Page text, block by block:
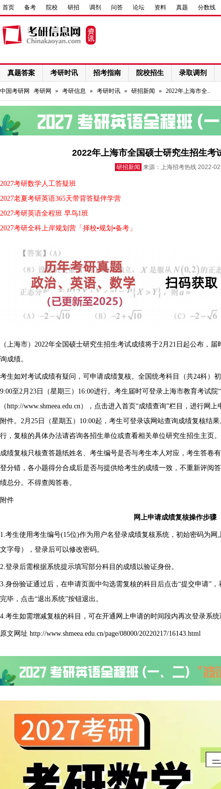
首页 备考 院校 研招 调剂 问答 论坛 资料 真题 分数线
真题答案 考研时讯 招考指南 院校招生 录取调剂
网络课程
中国考研网 考研网 » 考研信息 » 考研时讯 » 研招新闻 » 2022年上海市全..
2022年上海市全国硕士研究生招生考
研招新闻 来源：上海招考热线 2022-
2027考研数学人工答疑班
2027老夏考研英语365天带背答疑伴学营
2027考研英语全程班 早鸟1班
2027考研全科上岸规划营「择校▪规划▪备考」
（上海市）2022年全国硕士研究生招生考试成绩将于2月21日起公布，
询成绩。
考生如对考试成绩有疑问，可申请成绩复核。全国统考科目（共24科）
9:00至2月23日（星期三）16:00进行。考生届时可登录上海市教育考试院
（http://www.shmeea.edu.cn），点击进入首页“成绩查询”栏目，进行网
附件。2月25日（星期五）10:00起，考生可登录该网站查询成绩复核结
行，复核的具体办法请咨询各招生单位或查看相关单位研究生招生主页。
成绩复核只核查答题纸姓名、考生编号是否与考生本人对应，考生答卷
登分错，各小题得分合成后是否与提供给考生的成绩一致，不重新评阅
绩总分。不得查阅答卷。
附件
网上申请成绩复核操作步骤
1.考生使用考生编号(15位)作为用户名登录成绩复核系统，初始密码为
文字母），登录后可以修改密码。
2.登录后需根据系统提示填写部分科目的成绩以验证身份。
3.身份验证通过后，在申请页面中勾选需复核的科目后点击“提交申请”
完毕，点击“退出系统”按钮退出。
4.考生如需增减复核的科目，可在开通网上申请的时间段内再次登录系
原文网址 http://www.shmeea.edu.cn/page/08000/20220217/16143.html